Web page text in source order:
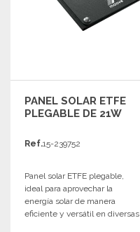
PANEL SOLAR ETFE
PLEGABLE DE 21W
Ref.15-239752
Panel solar ETFE plegable,
ideal para aprovechar la
energía solar de manera
eficiente y versátil en diversas